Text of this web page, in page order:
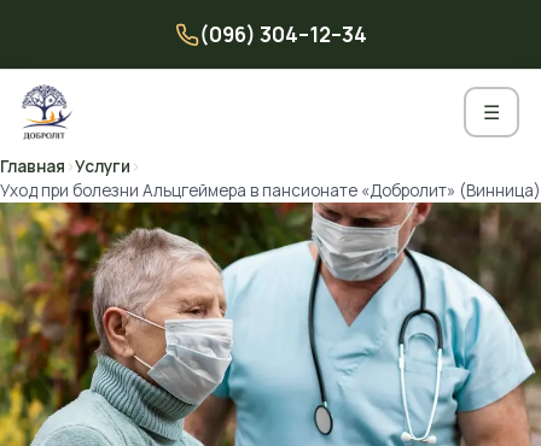
содержимому
(096) 304–12–34
☰
Главная ›Услуги ›
Уход при болезни Альцгеймера в пансионате «Добролит» (Винница)